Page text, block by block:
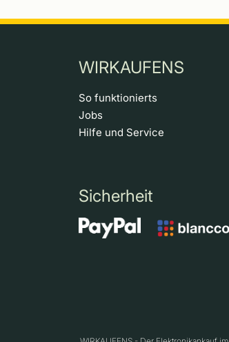
WIRKAUFENS
So funktionierts
Jobs
Hilfe und Service
Sicherheit